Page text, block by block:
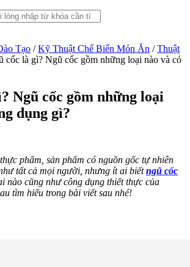
Tạo / Kỹ Thuật Chế Biến Món Ăn / Thuật
cốc là gì? Ngũ cốc gồm những loại nào và có
Ngũ cốc gồm những loại
dụng gì?
phẩm, sản phẩm có nguồn gốc tự nhiên
tất cả mọi người, nhưng ít ai biếtngũ cốc
nào cũng như công dụng thiết thực của
tìm hiểu trong bài viết sau nhé!